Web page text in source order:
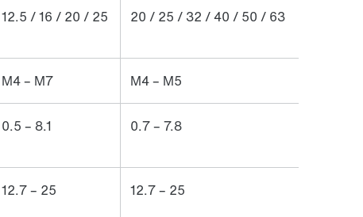
12.5 / 16 / 20 / 25 20 / 25 / 32 / 40 / 50 / 63
M4 – M7 M4 – M5
0.5 – 8.1 0.7 – 7.8
12.7 – 25 12.7 – 25